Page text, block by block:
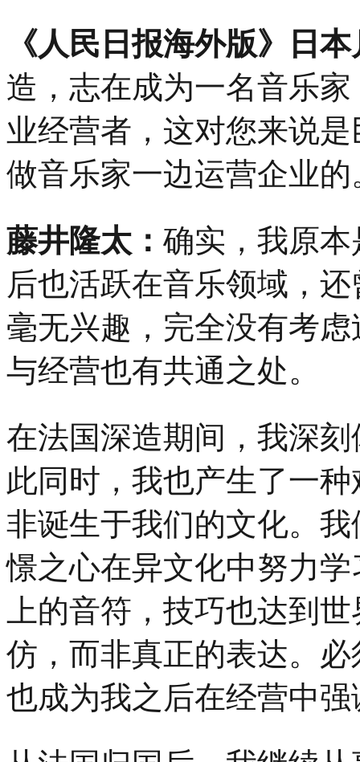
《人民日报海外版》日
造，志在成为一名音乐
业经营者，这对您来说
做音乐家一边运营企业的
藤井隆太： 确实，我原
后也活跃在音乐领域，
毫无兴趣，完全没有考
与经营也有共通之处。
在法国深造期间，我深
此同时，我也产生了一
非诞生于我们的文化。
憬之心在异文化中努力
上的音符，技巧也达到
仿，而非真正的表达。
也成为我之后在经营中强